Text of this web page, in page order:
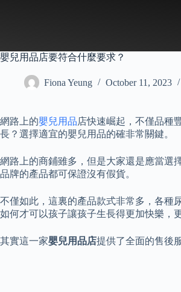
嬰兒用品店要符合什麼要求？
Fiona Yeung October 11, 2023
網路上的嬰兒用品店快速崛起，不僅品種
長？選擇適宜的嬰兒用品的確非常關鍵。
網路上的商鋪雖多，但是大家還是應當選
品牌的產品都可保證沒有假貨。
不僅如此，這裏的產品款式非常多，各種
如何才可以孩子讓孩子生長得更加快樂，
其實這一家嬰兒用品店提供了全面的售後